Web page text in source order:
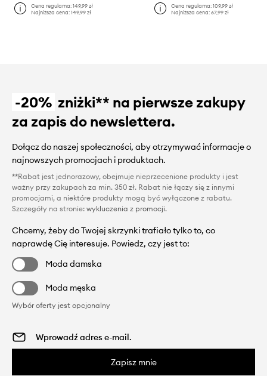
Cena regularna:149,99 zł
Najniższa cena:149,99 zł
Cena regularna: 109,99 zł
Najniższa cena: 67,99 zł
-20% zniżki** na pierwsze zakupy
za zapis do newslettera.
Dołącz do naszej społeczności, aby otrzymywać informacje o
najnowszych promocjach i produktach.
**Rabat jest jednorazowy, obejmuje nieprzecenione produkty i jest
ważny przy zakupach za min. 350 zł. Rabat nie łączy się z innymi
promocjami, a niektóre produkty mogą być wyłączone z rabatu.
Szczegóły na stronie: wykluczenia z promocji.
Chcemy, żeby do Twojej skrzynki trafiało tylko to, co
naprawdę Cię interesuje. Powiedz, czy jest to:
Moda damska
Moda męska
Wybór oferty jest opcjonalny
Zapisz mnie